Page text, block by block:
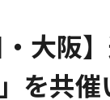
・大阪
を共催